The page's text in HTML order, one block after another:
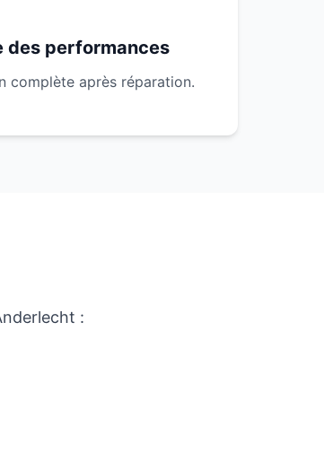
des performances
complète après réparation.
: